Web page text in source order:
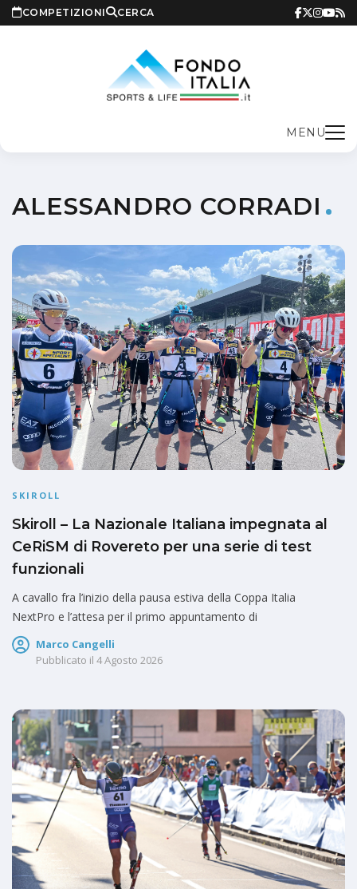
COMPETIZIONI CERCA
MENU
ALESSANDRO CORRADI
SKIROLL
Skiroll – La Nazionale Italiana impegnata al
CeRiSM di Rovereto per una serie di test
funzionali
A cavallo fra l’inizio della pausa estiva della Coppa Italia
NextPro e l’attesa per il primo appuntamento di
Marco Cangelli
Pubblicato il 4 Agosto 2026